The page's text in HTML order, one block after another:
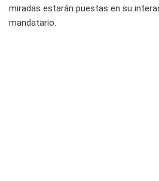
miradas estarán puestas en su
mandatario.